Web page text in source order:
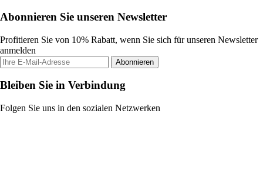
Abonnieren Sie unseren Newsletter
Profitieren Sie von 10% Rabatt, wenn Sie sich für unseren Newsletter
anmelden
Abonnieren
Bleiben Sie in Verbindung
Folgen Sie uns in den sozialen Netzwerken